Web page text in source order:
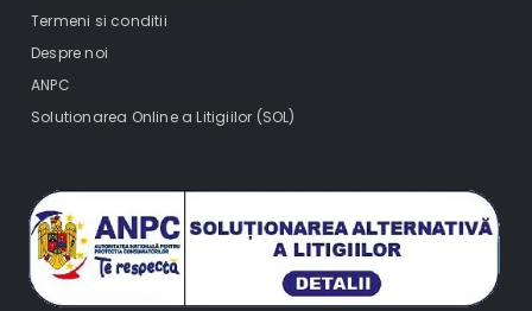
Termeni si conditii
Despre noi
ANPC
Solutionarea Online a Litigiilor (SOL)